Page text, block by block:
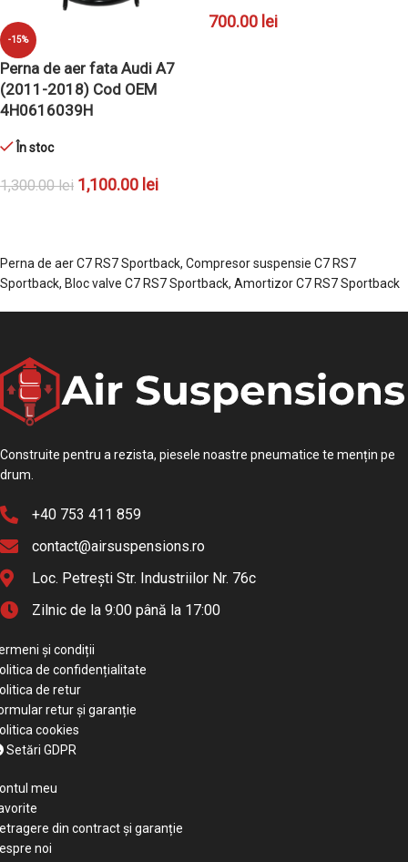
-15%
Perna de aer fata Audi A7
(2011-2018) Cod OEM
4H0616039H
În stoc
1,300.00lei 1,100.00 lei
700.00 lei
Perna de aer C7 RS7 Sportback, Compresor suspensie C7 RS7
Sportback, Bloc valve C7 RS7 Sportback, Amortizor C7 RS7 Sportback
Construite pentru a rezista, piesele noastre pneumatice te mențin pe
drum.
+40 753 411 859
contact@airsuspensions.ro
Loc. Petrești Str. Industriilor Nr. 76c
Zilnic de la 9:00 până la 17:00
și condiții
de confidențialitate
de retur
retur și garanție
cookies
Setări GDPR
meu
din contract și garanție
noi